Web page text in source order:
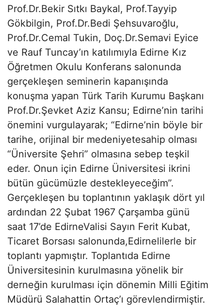
Prof.Dr.Bekir Sıtkı Baykal, Prof.Tayyip
Gökbilgin, Prof.Dr.Bedi Şehsuvaroğlu,
Prof.Dr.Cemal Tukin, Doç.Dr.Semavi Eyice
ve Rauf Tuncay’ın katılımıyla Edirne Kız
Öğretmen Okulu Konferans salonunda
gerçekleşen seminerin kapanışında
konuşma yapan Türk Tarih Kurumu Başkanı
Prof.Dr.Şevket Aziz Kansu; Edirne’nin tarihi
önemini vurgulayarak; “Edirne’nin böyle bir
tarihe, orijinal bir medeniyetesahip olması
“Üniversite Şehri” olmasına sebep teşkil
eder. Onun için Edirne Üniversitesi ikrini
bütün gücümüzle destekleyeceğim”.
Gerçekleşen bu toplantının yaklaşık dört yıl
ardından 22 Şubat 1967 Çarşamba günü
saat 17’de EdirneValisi Sayın Ferit Kubat,
Ticaret Borsası salonunda,Edirnelilerle bir
toplantı yapmıştır. Toplantıda Edirne
Üniversitesinin kurulmasına yönelik bir
derneğin kurulması için dönemin Milli Eğitim
Müdürü Salahattin Ortaç’ı görevlendirmiştir.